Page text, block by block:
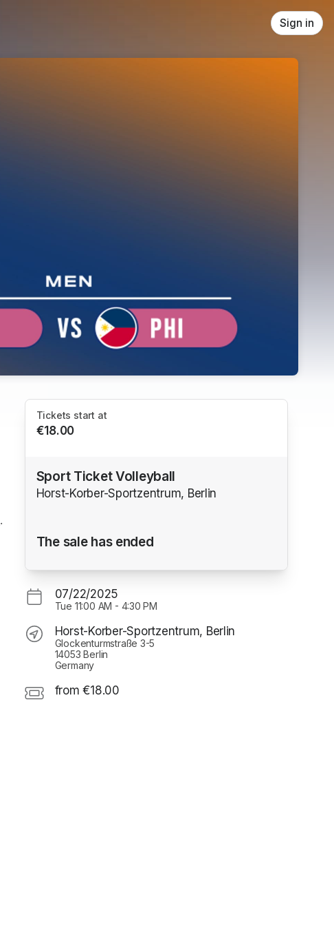
Sign in
(opens in a new tab)
.
Tickets start at
€18.00
Sport Ticket Volleyball
Horst-Korber-Sportzentrum, Berlin
The sale has ended
07/22/2025
Tue 11:00 AM - 4:30 PM
Horst-Korber-Sportzentrum, Berlin
Glockenturmstraße 3-5
14053 Berlin
Germany
from €18.00